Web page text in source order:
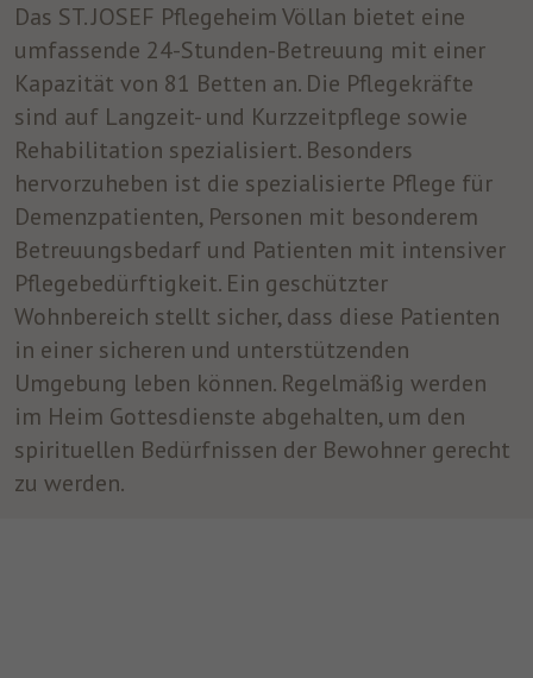
Das ST. JOSEF Pflegeheim Völlan bietet eine
umfassende 24-Stunden-Betreuung mit einer
Kapazität von 81 Betten an. Die Pflegekräfte
sind auf Langzeit- und Kurzzeitpflege sowie
Rehabilitation spezialisiert. Besonders
hervorzuheben ist die spezialisierte Pflege für
Demenzpatienten, Personen mit besonderem
Betreuungsbedarf und Patienten mit intensiver
Pflegebedürftigkeit. Ein geschützter
Wohnbereich stellt sicher, dass diese Patienten
in einer sicheren und unterstützenden
Umgebung leben können. Regelmäßig werden
im Heim Gottesdienste abgehalten, um den
spirituellen Bedürfnissen der Bewohner gerecht
zu werden.